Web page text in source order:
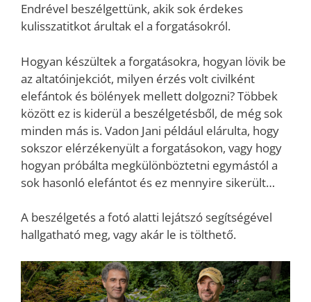
Endrével beszélgettünk, akik sok érdekes
kulisszatitkot árultak el a forgatásokról.
Hogyan készültek a forgatásokra, hogyan lövik be
az altatóinjekciót, milyen érzés volt civilként
elefántok és bölények mellett dolgozni? Többek
között ez is kiderül a beszélgetésből, de még sok
minden más is. Vadon Jani például elárulta, hogy
sokszor elérzékenyült a forgatásokon, vagy hogy
hogyan próbálta megkülönböztetni egymástól a
sok hasonló elefántot és ez mennyire sikerült…
A beszélgetés a fotó alatti lejátszó segítségével
hallgatható meg, vagy akár le is tölthető.